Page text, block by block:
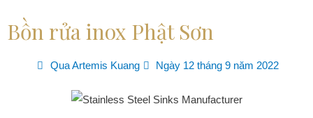
Bồn rửa inox Phật Sơn
QuaArtemis Kuang Ngày 12 tháng 9 năm 2022